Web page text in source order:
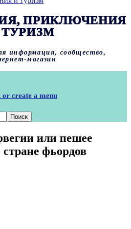
ПРИКЛЮЧЕНИЯ
информация, сообщество,
магазин
or create a menu
или пешее
фьордов